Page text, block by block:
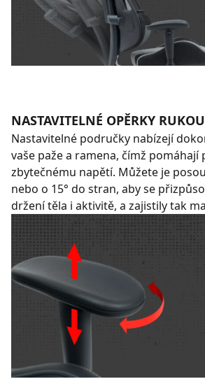
NASTAVITELNÉ OPĚRKY RUKOU
Nastavitelné područky nabízejí
vaše paže a ramena, čímž pomáhají
zbytečnému napětí. Můžete je
nebo o 15° do stran, aby se
držení těla i aktivitě, a zajistily tak